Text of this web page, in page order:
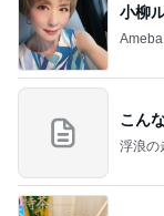
小柳
こん
浮浪の